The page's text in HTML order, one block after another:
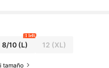
8/10 (L)
1 left
12 (XL)
tamaño